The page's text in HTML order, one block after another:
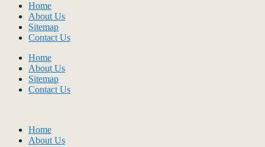
Home
About Us
Sitemap
Contact Us
Home
About Us
Sitemap
Contact Us
Home
About Us